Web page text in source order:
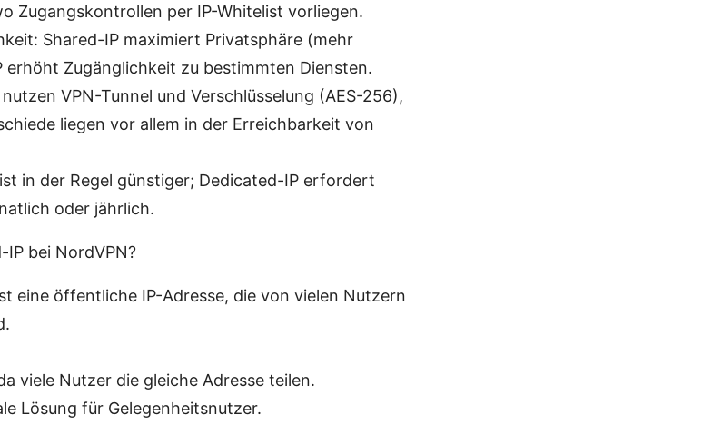
Zugangskontrollen per IP-Whitelist vorliegen.
Shared-IP maximiert Privatsphäre (mehr
Zugänglichkeit zu bestimmten Diensten.
VPN-Tunnel und Verschlüsselung (AES-256),
liegen vor allem in der Erreichbarkeit von
in der Regel günstiger; Dedicated-IP erfordert
oder jährlich.
IP bei NordVPN?
eine öffentliche IP-Adresse, die von vielen Nutzern
viele Nutzer die gleiche Adresse teilen.
Lösung für Gelegenheitsnutzer.